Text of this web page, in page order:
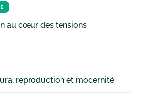
au cœur des tensions
reproduction et modernité